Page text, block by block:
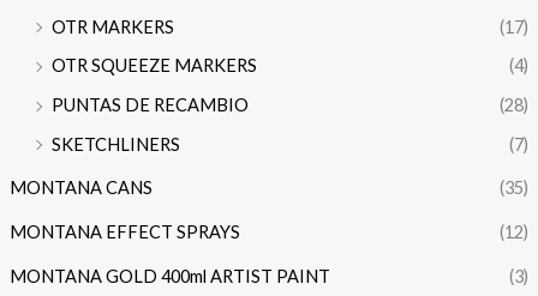
OTR MARKERS
(17)
OTR SQUEEZE MARKERS
(4)
PUNTAS DE RECAMBIO
(28)
SKETCHLINERS
(7)
MONTANA CANS (35)
MONTANA EFFECT SPRAYS (12)
MONTANA GOLD 400ml ARTIST PAINT (3)